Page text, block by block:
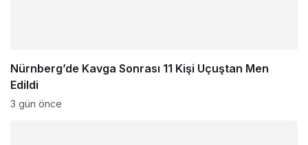
Nürnberg’de Kavga Sonrası 11 Kişi Uçuştan Men
Edildi
3 gün önce